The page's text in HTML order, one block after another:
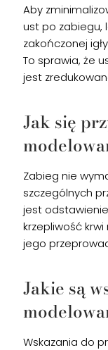
Aby
ust po zabiegu,
zakończonej
To sprawia, że
jest
Jak się
Zabieg nie
szczególnych
jest
krzepliwość
jego
Jakie są
Wskazania do